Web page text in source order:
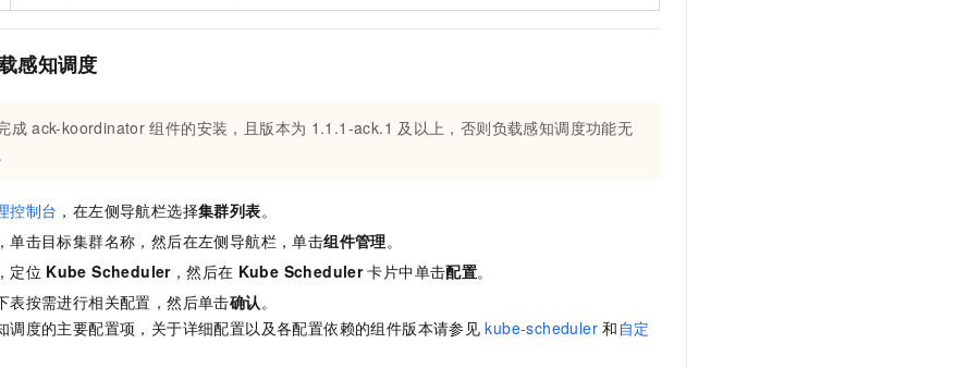
感知调度
成 ack-koordinator 组件的安装，且版本为 1.1.1-ack.1 及以上，否则负载感知调度功能无
控制台 ，在左侧导航栏选择集群列表。
单击目标集群名称，然后在左侧导航栏，单击组件管理。
定位 Kube Scheduler，然后在 Kube Scheduler 卡片中单击配置。
表按需进行相关配置，然后单击确认 。
调度的主要配置项，关于详细配置以及各配置依赖的组件版本请参见 kube-scheduler 和 自定